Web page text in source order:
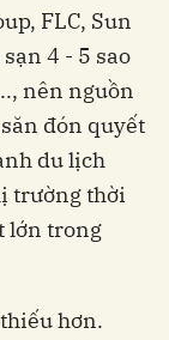
FLC, Sun
4 - 5 sao
nên nguồn
đón quyết
du lịch
trường thời
lớn trong
hơn.